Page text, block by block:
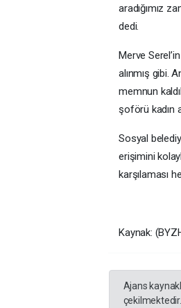
aradığımız
dedi.
Merve
alınmış gibi.
memnun
şoförü kadın
Sosyal
erişimini
karşılaması
Kaynak:
Ajans